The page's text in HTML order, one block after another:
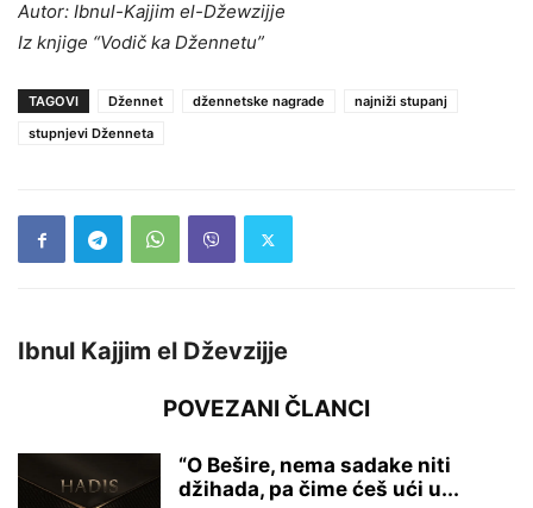
Autor: Ibnul-Kajjim el-Džewzijje
Iz knjige “Vodič ka Džennetu”
TAGOVI Džennet džennetske nagrade
najniži stupanj
stupnjevi Dženneta
Ibnul Kajjim el Dževzijje
POVEZANI ČLANCI
“O Bešire, nema sadake niti
džihada, pa čime ćeš ući u...